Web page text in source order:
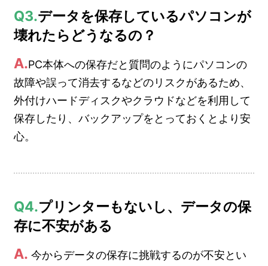
Q3.データを保存しているパソコンが
壊れたらどうなるの？
A.PC本体への保存だと質問のようにパソコンの
故障や誤って消去するなどのリスクがあるため、
外付けハードディスクやクラウドなどを利用して
保存したり、バックアップをとっておくとより安
心。
Q4.プリンターもないし、データの保
存に不安がある
A. 今からデータの保存に挑戦するのが不安とい